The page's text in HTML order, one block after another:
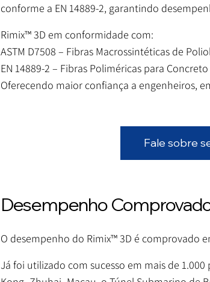
conforme a EN 14889-2, garantindo
Rimix™ 3D em conformidade com:
ASTM D7508 – Fibras Macrossintéticas de
EN 14889-2 – Fibras Poliméricas para
Oferecendo maior confiança a engenheiros,
Fale sobre
Desempenho
O desempenho do Rimix™ 3D é comprovado
Já foi utilizado com sucesso em mais de